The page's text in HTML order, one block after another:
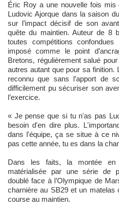
Éric Roy a une nouvelle fois mis en lumière le rôle central de
Ludovic Ajorque dans la saison
sur l’impact décisif de son
quête du maintien. Auteur de 8
toutes compétitions
imposé comme le point
Bretons, régulièrement salué
autres autant que pour sa finition.
reconnu que sans l’apport de
difficilement pu sécuriser son
l’exercice.
« Je pense que si tu n'as pas
besoin d'en dire plus.
dans l'équipe, ça se situe à ce
pas cette année, tu es dans la
Dans les faits, la montée en
matérialisée par une série de
doublé face à l’Olympique de
charnière au SB29 et un matelas
course au maintien.